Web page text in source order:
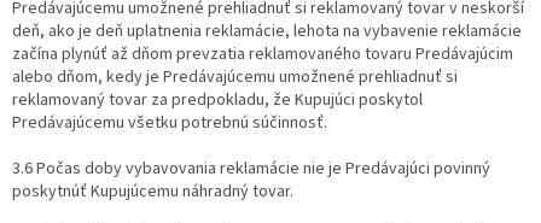
Predávajúcemu umožnené prehliadnuť si reklamovaný tovar v neskorší
deň, ako je deň uplatnenia reklamácie, lehota na vybavenie reklamácie
začína plynúť až dňom prevzatia reklamovaného tovaru Predávajúcim
alebo dňom, kedy je Predávajúcemu umožnené prehliadnuť si
reklamovaný tovar za predpokladu, že Kupujúci poskytol
Predávajúcemu všetku potrebnú súčinnosť.
3.6 Počas doby vybavovania reklamácie nie je Predávajúci povinný
poskytnúť Kupujúcemu náhradný tovar.